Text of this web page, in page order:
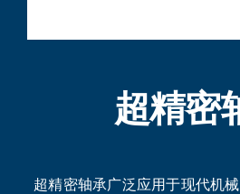
超精密
超精密轴承广泛应用于现代机